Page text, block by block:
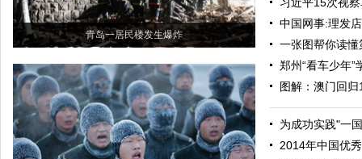
青岛一居民楼发生爆炸
中国网事:理发
一张图帮你读
郑州“看车少年”
图解：澳门回
为成功实践"一
2014年中国优